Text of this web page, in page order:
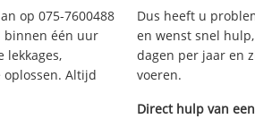
op 075-7600488
binnen één uur
lekkages,
Altijd
Dus heeft u
en wenst snel
dagen per jaar en
voeren.
Direct hulp van